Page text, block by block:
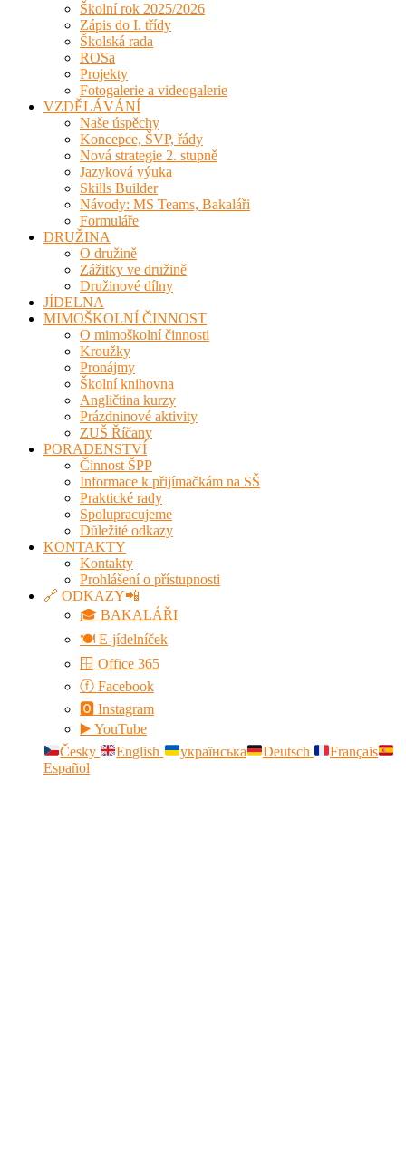
Školní rok 2025/2026
Zápis do I. třídy
Školská rada
ROSa
Projekty
Fotogalerie a videogalerie
VZDĚLÁVÁNÍ
Naše úspěchy
Koncepce, ŠVP, řády
Nová strategie 2. stupně
Jazyková výuka
Skills Builder
Návody: MS Teams, Bakaláři
Formuláře
DRUŽINA
O družině
Zážitky ve družině
Družinové dílny
JÍDELNA
MIMOŠKOLNÍ ČINNOST
O mimoškolní činnosti
Kroužky
Pronájmy
Školní knihovna
Angličtina kurzy
Prázdninové aktivity
ZUŠ Říčany
PORADENSTVÍ
Činnost ŠPP
Informace k přijímačkám na SŠ
Praktické rady
Spolupracujeme
Důležité odkazy
KONTAKTY
Kontakty
Prohlášení o přístupnosti
🔗 ODKAZY📲
🎓 BAKALÁŘI
🍽️ E-jídelníček
🪟 Office 365
ⓕ Facebook
🅾 Instagram
▶️ YouTube
Česky
English українська Deutsch
Français
Español